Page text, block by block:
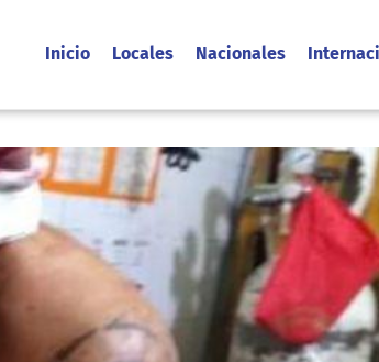
Inicio Locales Nacionales